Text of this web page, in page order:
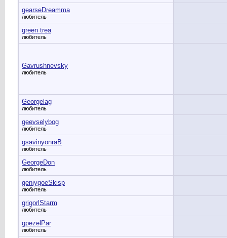
gearseDreamma
любитель
green trea
любитель
Gavrushnevsky
любитель
Georgelag
любитель
geevselybog
любитель
gsavinyonraB
любитель
GeorgeDon
любитель
geniygoeSkisp
любитель
grigorlStarm
любитель
gpezelPar
любитель